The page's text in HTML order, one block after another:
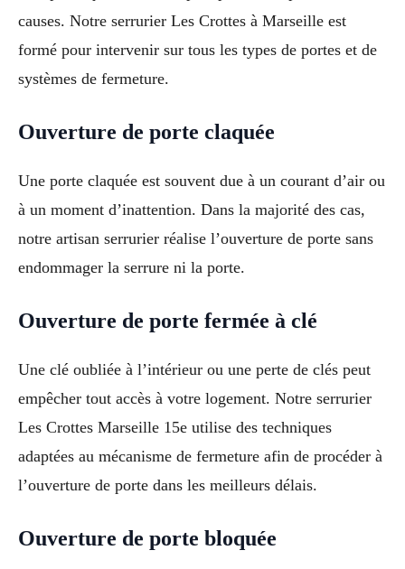
causes. Notre serrurier Les Crottes à Marseille est
formé pour intervenir sur tous les types de portes et de
systèmes de fermeture.
Ouverture de porte claquée
Une porte claquée est souvent due à un courant d’air ou
à un moment d’inattention. Dans la majorité des cas,
notre artisan serrurier réalise l’ouverture de porte sans
endommager la serrure ni la porte.
Ouverture de porte fermée à clé
Une clé oubliée à l’intérieur ou une perte de clés peut
empêcher tout accès à votre logement. Notre serrurier
Les Crottes Marseille 15e utilise des techniques
adaptées au mécanisme de fermeture afin de procéder à
l’ouverture de porte dans les meilleurs délais.
Ouverture de porte bloquée